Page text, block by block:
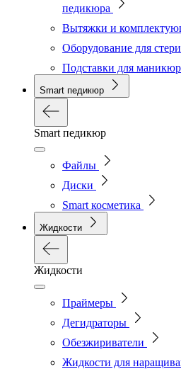
педикюра
Вытяжки и
Оборудование для
Подставки для
Smart педикюр
Smart педикюр
Файлы
Диски
Smart косметика
Жидкости
Жидкости
Праймеры
Дегидраторы
Обезжириватели
Жидкости для